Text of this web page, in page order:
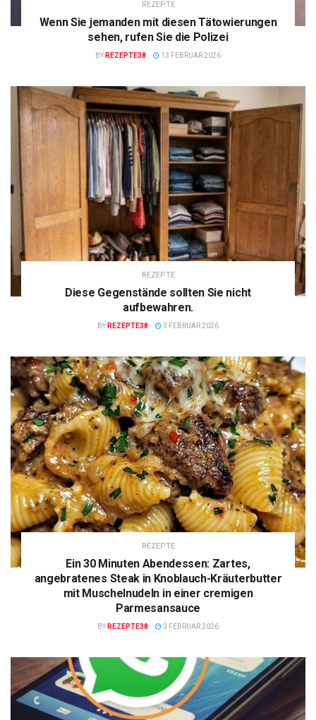
REZEPTE
Wenn Sie jemanden mit diesen Tätowierungen
sehen, rufen Sie die Polizei
BY REZEPTE38 13 FEBRUAR 2026
REZEPTE
Diese Gegenstände sollten Sie nicht
aufbewahren.
BY REZEPTE38 3 FEBRUAR 2026
REZEPTE
Ein 30 Minuten Abendessen: Zartes,
angebratenes Steak in Knoblauch-Kräuterbutter
mit Muschelnudeln in einer cremigen
Parmesansauce
BY REZEPTE38 3 FEBRUAR 2026